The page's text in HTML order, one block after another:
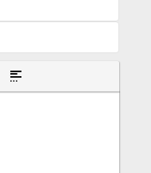
ЦИТАТЫ
ВСТАВКА СПОЙЛЕРА